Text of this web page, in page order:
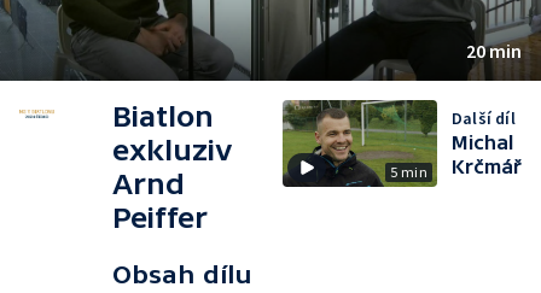
20 min
Biatlon
exkluziv
Arnd
Peiffer
Obsah dílu
5 min
Další díl
Michal
Krčmář